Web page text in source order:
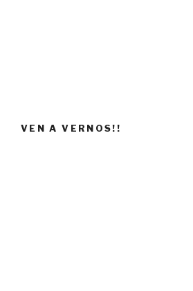
VEN A VERNOS!!